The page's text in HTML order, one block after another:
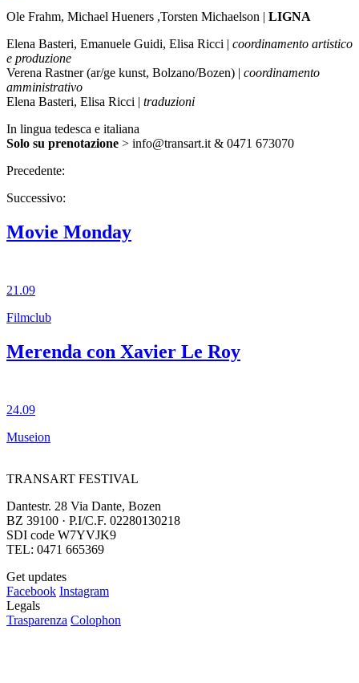
Ole Frahm, Michael Hueners ,Torsten Michaelson | LIGNA
Elena Basteri, Emanuele Guidi, Elisa Ricci | coordinamento artistico
e produzione
Verena Rastner (ar/ge kunst, Bolzano/Bozen) | coordinamento
amministrativo
Elena Basteri, Elisa Ricci | traduzioni
In lingua tedesca e italiana
Solo su prenotazione > info@transart.it & 0471 673070
Precedente:
Successivo:
Movie Monday
21.09
Filmclub
Merenda con Xavier Le Roy
24.09
Museion
TRANSART FESTIVAL
Dantestr. 28 Via Dante, Bozen
BZ 39100 · P.I/C.F. 02280130218
SDI code W7YVJK9
TEL: 0471 665369
Get updates
Facebook Instagram
Legals
Trasparenza Colophon